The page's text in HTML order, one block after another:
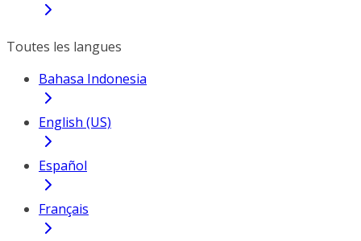
Toutes les langues
Bahasa Indonesia
English (US)
Español
Français